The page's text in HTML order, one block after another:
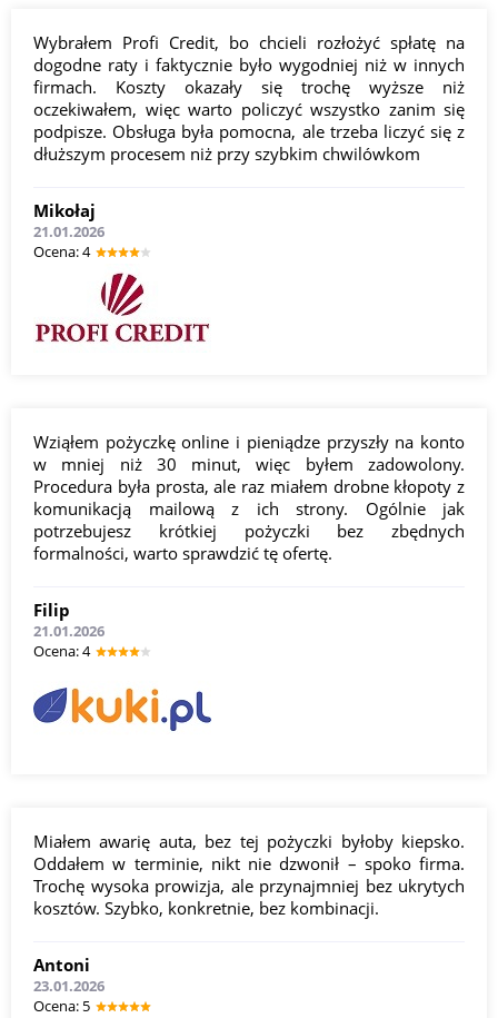
Wybrałem Profi Credit, bo chcieli rozłożyć spłatę na
dogodne raty i faktycznie było wygodniej niż w innych
firmach. Koszty okazały się trochę wyższe niż
oczekiwałem, więc warto policzyć wszystko zanim się
podpisze. Obsługa była pomocna, ale trzeba liczyć się z
dłuższym procesem niż przy szybkim chwilówkom
Mikołaj
21.01.2026
Оcena: 4
Wziąłem pożyczkę online i pieniądze przyszły na konto
w mniej niż 30 minut, więc byłem zadowolony.
Procedura była prosta, ale raz miałem drobne kłopoty z
komunikacją mailową z ich strony. Ogólnie jak
potrzebujesz krótkiej pożyczki bez zbędnych
formalności, warto sprawdzić tę ofertę.
Filip
21.01.2026
Оcena: 4
Miałem awarię auta, bez tej pożyczki byłoby kiepsko.
Oddałem w terminie, nikt nie dzwonił – spoko firma.
Trochę wysoka prowizja, ale przynajmniej bez ukrytych
kosztów. Szybko, konkretnie, bez kombinacji.
Antoni
23.01.2026
Оcena: 5